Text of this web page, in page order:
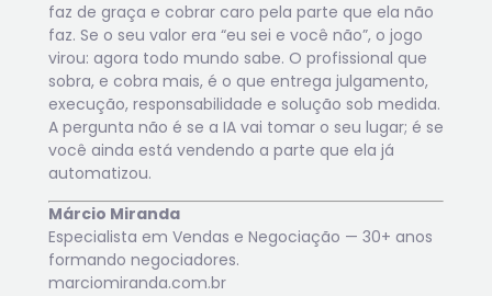
faz de graça e cobrar caro pela parte que ela não
faz. Se o seu valor era “eu sei e você não”, o jogo
virou: agora todo mundo sabe. O profissional que
sobra, e cobra mais, é o que entrega julgamento,
execução, responsabilidade e solução sob medida.
A pergunta não é se a IA vai tomar o seu lugar; é se
você ainda está vendendo a parte que ela já
automatizou.
Márcio Miranda
Especialista em Vendas e Negociação — 30+ anos
formando negociadores.
marciomiranda.com.br